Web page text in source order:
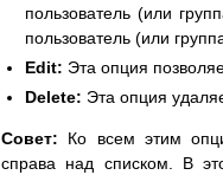
пользователь (или
пользователь (или
Edit: Эта опция
Delete: Эта опция
Совет: Ко всем этим
справа над списком. В